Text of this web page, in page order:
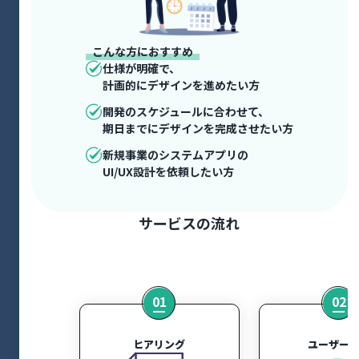
こんな方におすすめ
仕様が明確で、
計画的にデザインを進めたい方
開発のスケジュールに合わせて、
期日までにデザインを完成させたい方
新規事業のシステムアプリの
UI/UX設計を依頼したい方
サービスの流れ
01
ヒアリング
02
ユーザー